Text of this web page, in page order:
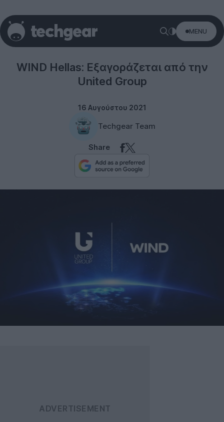
MENU
WIND Hellas: Εξαγοράζεται από την
United Group
16 Αυγούστου 2021
Techgear Team
Share